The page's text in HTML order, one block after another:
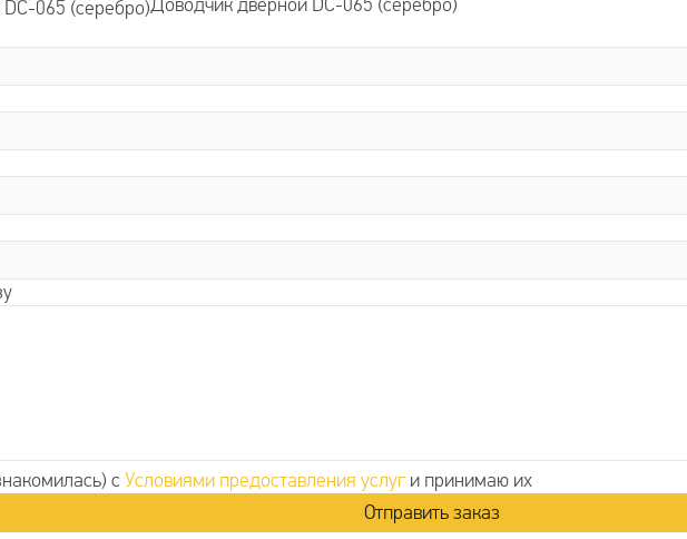
с Условиями предоставления услуги принимаю их